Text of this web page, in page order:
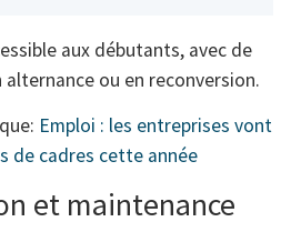
aux débutants, avec de
ou en reconversion.
Emploi : les entreprises vont
de cadres cette année
et maintenance